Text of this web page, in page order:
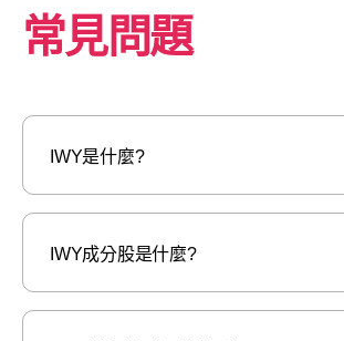
常見問題
IWY是什麼?
IWY成分股是什麼?